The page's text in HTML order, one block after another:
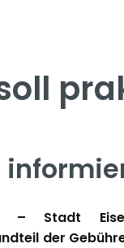
– Stadt
der